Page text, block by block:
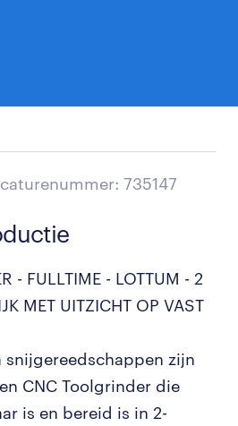
735147
- FULLTIME - LOTTUM - 2
MET UITZICHT OP VAST
zijn
CNC Toolgrinder die
is en bereid is in 2-